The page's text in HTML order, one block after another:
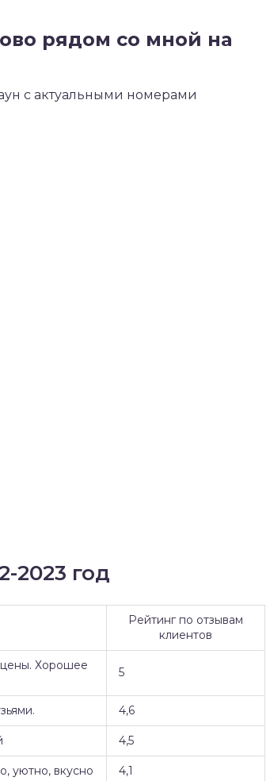
рядом со мной на
с актуальными номерами
2023 год
Рейтинг по отзывам
клиентов
Хорошее
5
4,6
4,5
уютно, вкусно 4,1